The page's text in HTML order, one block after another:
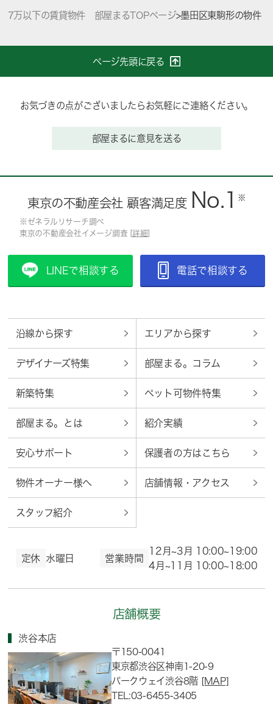
7万以下の賃貸物件 部屋まるTOPページ>墨田区東駒形の物件
ページ先頭に戻る
お気づきの点がございましたらお気軽にご連絡ください。
部屋まるに意見を送る
東京の不動産会社 顧客満足度 No.1 ※
※ゼネラルリサーチ調べ
東京の不動産会社イメージ調査 [ 詳細
LINEで相談する 電話で相談する
沿線から探す エリアから探す
デザイナーズ特集 部屋まる。コラム
新築特集 ペット可物件特集
部屋まる。とは 紹介実績
安心サポート 保護者の方はこちら
物件オーナー様へ 店舗情報・アクセス
スタッフ紹介
定休 水曜日 営業時間
12月~3月 10:00~19:00
4月~11月 10:00~18:00
店舗概要
渋谷本店
〒150-0041
東京都渋谷区神南1-20-9
パークウェイ渋谷8階 [MAP]
TEL:03-6455-3405